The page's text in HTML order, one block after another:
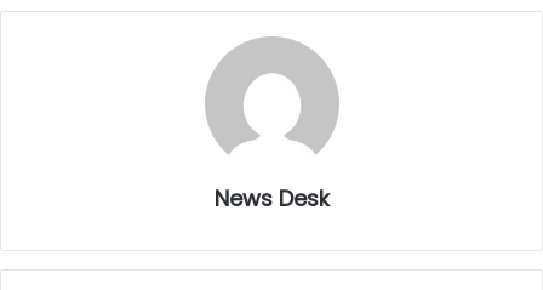
News Desk